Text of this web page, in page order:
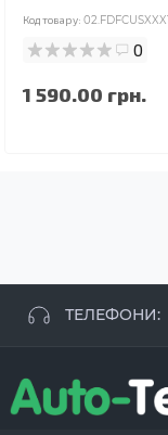
Код товару:
0
1 590.00 грн.
ТЕЛЕФОНИ:
+38 096 250 84
+38 099 657 61